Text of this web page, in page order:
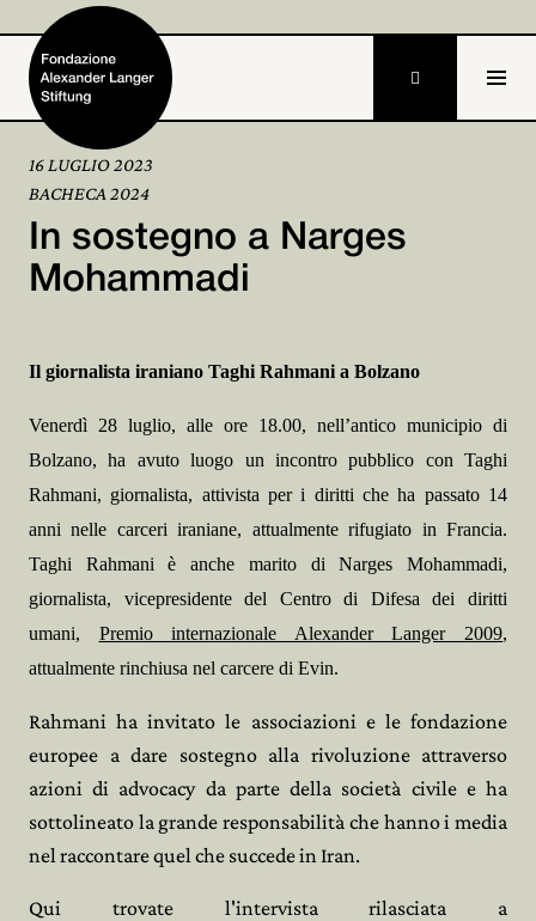
Home
Fondazione
Alexander Langer
Archivio 

16 LUGLIO 2023
BACHECA 2024
In sostegno a Narges
Mohammadi
Il giornalista iraniano Taghi Rahmani a Bolzano
Venerdì 28 luglio, alle ore 18.00, nell’antico municipio di
Bolzano, ha avuto luogo un incontro pubblico con Taghi
Rahmani, giornalista, attivista per i diritti che ha passato 14
anni nelle carceri iraniane, attualmente rifugiato in Francia.
Taghi Rahmani è anche marito di Narges Mohammadi,
giornalista, vicepresidente del Centro di Difesa dei diritti
umani, Premio internazionale Alexander Langer 2009,
attualmente rinchiusa nel carcere di Evin.
Rahmani ha invitato le associazioni e le fondazione
europee a dare sostegno alla rivoluzione attraverso
azioni di advocacy da parte della società civile e ha
sottolineato la grande responsabilità che hanno i media
nel raccontare quel che succede in Iran.
Qui trovate l'intervista rilasciata a